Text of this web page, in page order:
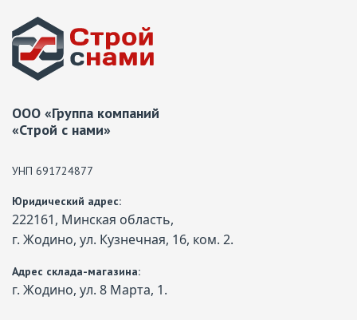
ООО «Группа компаний
«Строй с нами»
УНП 691724877
Юридический адрес:
222161, Минская область,
г. Жодино, ул. Кузнечная, 16, ком. 2.
Адрес склада-магазина:
г. Жодино, ул. 8 Марта, 1.